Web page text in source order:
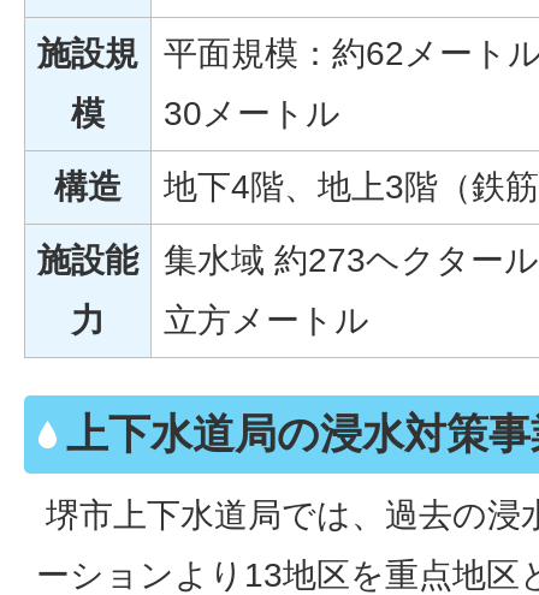
施設規
模
平面規模：約62メート
30メートル
構造
地下4階、地上3階（鉄
施設能
力
集水域 約273ヘクター
立方メートル
上下水道局の浸水対策
堺市上下水道局では、過去の浸
ーションより13地区を重点地区